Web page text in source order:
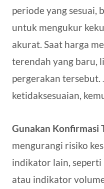
periode yang sesuai,
untuk mengukur
akurat. Saat harga
terendah yang baru,
pergerakan
ketidaksesuaian,
Gunakan Konfirmasi
mengurangi risiko
indikator lain,
atau indikator